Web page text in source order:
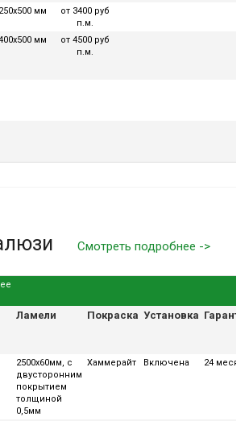
250х500 мм
от 3400 руб
п.м.
мм
от 4500 руб
п.м.
Смотреть подробнее ->
Ламели Покраска Установка
2500х60мм, с
двусторонним
покрытием
толщиной
0,5мм
Хаммерайт Включена 24 месяца